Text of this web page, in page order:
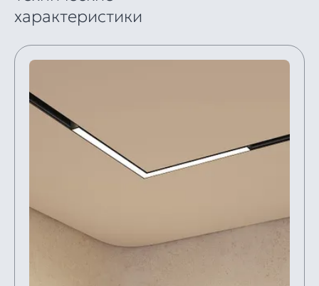
характеристики